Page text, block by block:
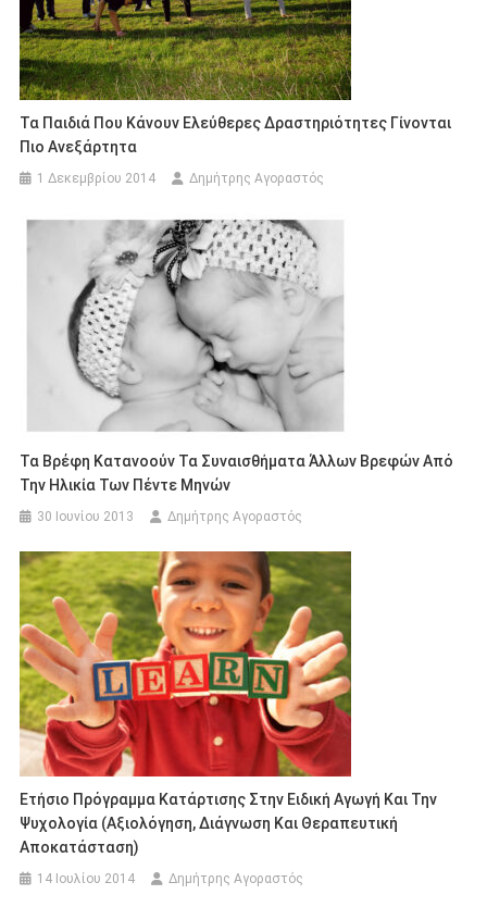
Τα Παιδιά Που Κάνουν Ελεύθερες Δραστηριότητες Γίνονται
Πιο Ανεξάρτητα
1 Δεκεμβρίου 2014 Δημήτρης Αγοραστός
Τα Βρέφη Κατανοούν Τα Συναισθήματα Άλλων Βρεφών Από
Την Ηλικία Των Πέντε Μηνών
30 Ιουνίου 2013 Δημήτρης Αγοραστός
Ετήσιο Πρόγραμμα Κατάρτισης Στην Ειδική Αγωγή Και Την
Ψυχολογία (Αξιολόγηση, Διάγνωση Και Θεραπευτική
Αποκατάσταση)
14 Ιουλίου 2014 Δημήτρης Αγοραστός